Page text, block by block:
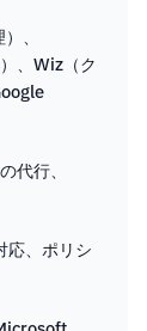
、
、Wiz（ク
代行、
応、ポリシ